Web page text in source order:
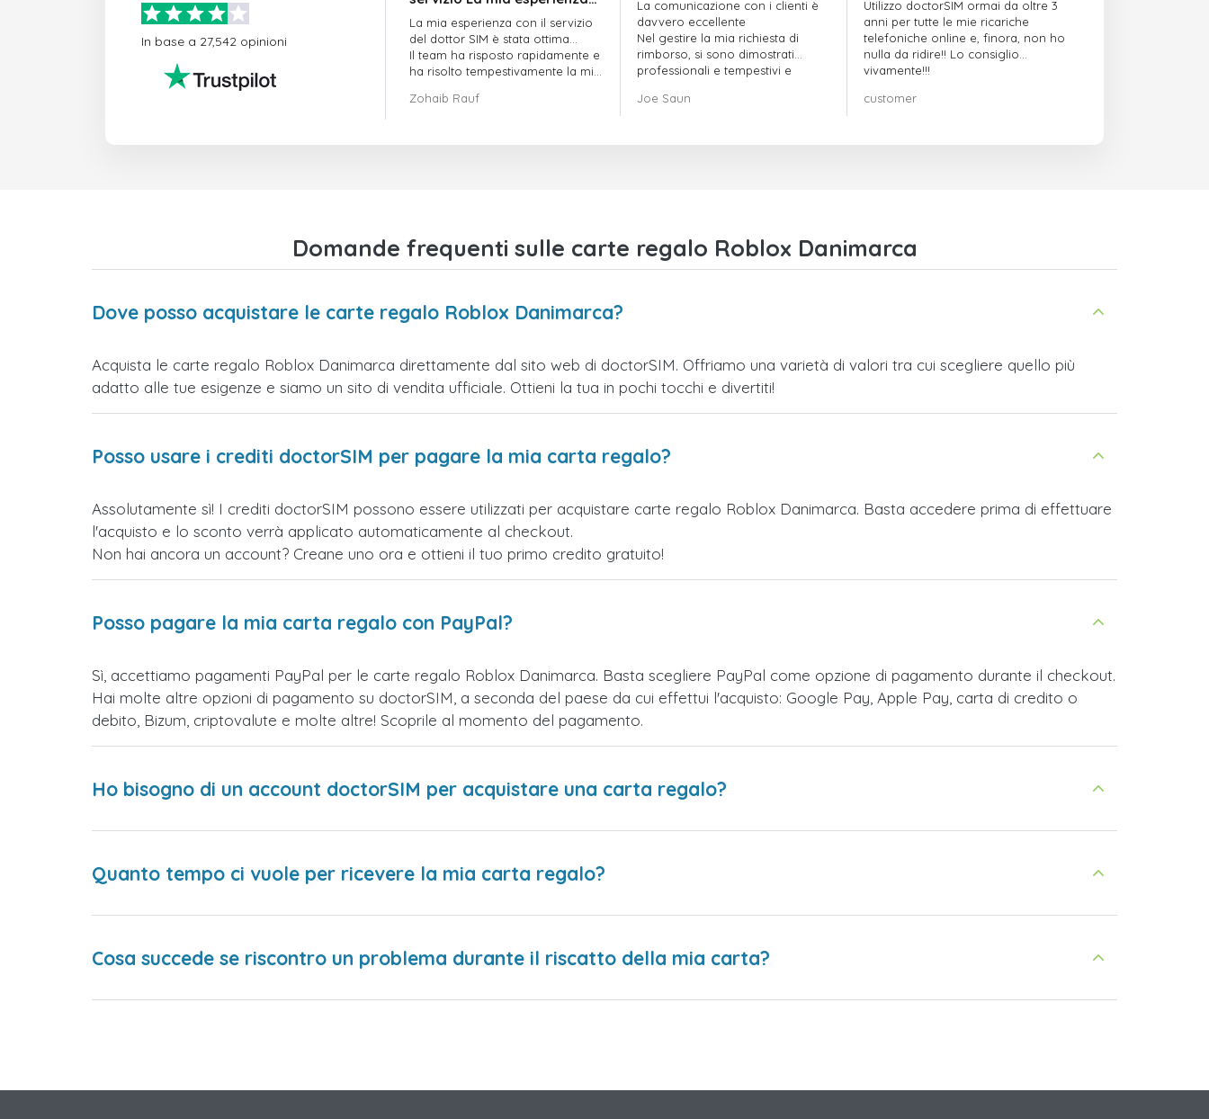
In base a 27,542 opinioni
con il servizio offerto da
doctorSIM è stata ottima.
La mia esperienza con il servizio
del dottor SIM è stata ottima...
Il team ha risposto rapidamente e
ha risolto tempestivamente la mia
Nel complesso, sono davvero
Zohaib Rauf
La comunicazione con i clienti è
davvero eccellente
Nel gestire la mia richiesta di
rimborso, si sono dimostrati
professionali e tempestivi e
Joe Saun
Utilizzo doctorSIM ormai da oltre 3
anni per tutte le mie ricariche
telefoniche online e, finora, non ho
nulla da ridire!! Lo consiglio
vivamente!!!
customer
Domande frequenti sulle carte regalo Roblox Danimarca
Dove posso acquistare le carte regalo Roblox Danimarca?
Acquista le carte regalo Roblox Danimarca direttamente dal sito web di doctorSIM. Offriamo una varietà di valori tra cui scegliere quello più
adatto alle tue esigenze e siamo un sito di vendita ufficiale. Ottieni la tua in pochi tocchi e divertiti!
Posso usare i crediti doctorSIM per pagare la mia carta regalo?
Assolutamente sì! I crediti doctorSIM possono essere utilizzati per acquistare carte regalo Roblox Danimarca. Basta accedere prima di effettuare
l'acquisto e lo sconto verrà applicato automaticamente al checkout.
Non hai ancora un account? Creane uno ora e ottieni il tuo primo credito gratuito!
Posso pagare la mia carta regalo con PayPal?
Sì, accettiamo pagamenti PayPal per le carte regalo Roblox Danimarca. Basta scegliere PayPal come opzione di pagamento durante il checkout.
Hai molte altre opzioni di pagamento su doctorSIM, a seconda del paese da cui effettui l'acquisto: Google Pay, Apple Pay, carta di credito o
debito, Bizum, criptovalute e molte altre! Scoprile al momento del pagamento.
Ho bisogno di un account doctorSIM per acquistare una carta regalo?
Quanto tempo ci vuole per ricevere la mia carta regalo?
Cosa succede se riscontro un problema durante il riscatto della mia carta?